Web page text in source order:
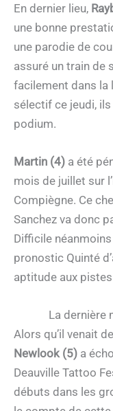
En dernier lieu,
une bonne
une parodie de
assuré un train de
facilement dans la
sélectif ce jeudi,
podium.
Martin (4) a été
mois de juillet sur
Compiègne. Ce
Sanchez va donc
Difficile
pronostic Quinté
aptitude aux
La dernière
Alors qu’il venait
Newlook (5) a
Deauville Tattoo
débuts dans les